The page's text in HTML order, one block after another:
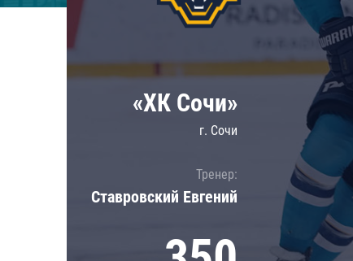
Локомотив
ЦСКА
Шанхайские Драконы
«ХК Сочи»
г. Сочи
Тренер:
Ставровский Евгений